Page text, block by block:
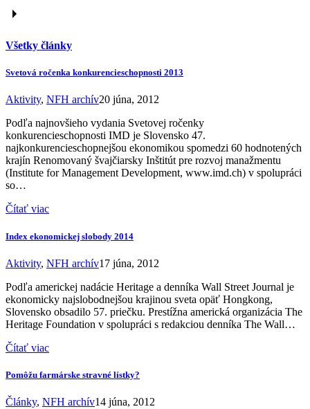
Všetky články
Svetová ročenka konkurencieschopnosti 2013
Aktivity, NFH archív20 júna, 2012
Podľa najnovšieho vydania Svetovej ročenky
konkurencieschopnosti IMD je Slovensko 47.
najkonkurencieschopnejšou ekonomikou spomedzi 60 hodnotených
krajín Renomovaný švajčiarsky Inštitút pre rozvoj manažmentu
(Institute for Management Development, www.imd.ch) v spolupráci
so…
Čítať viac
Index ekonomickej slobody 2014
Aktivity, NFH archív17 júna, 2012
Podľa americkej nadácie Heritage a denníka Wall Street Journal je
ekonomicky najslobodnejšou krajinou sveta opäť Hongkong,
Slovensko obsadilo 57. priečku. Prestížna americká organizácia The
Heritage Foundation v spolupráci s redakciou denníka The Wall…
Čítať viac
Pomôžu farmárske stravné lístky?
Články, NFH archív14 júna, 2012